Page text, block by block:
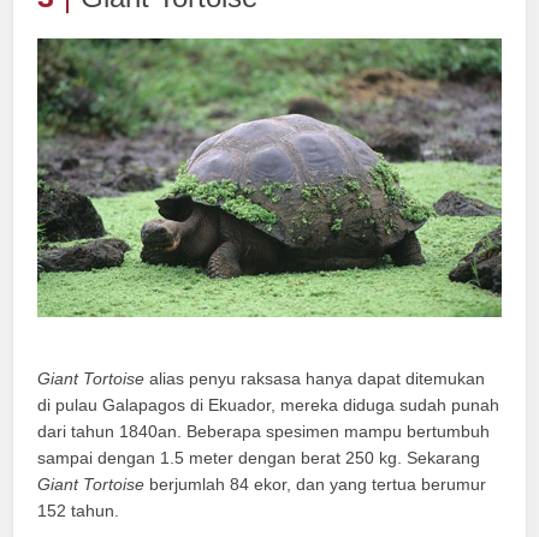
Giant Tortoise alias penyu raksasa hanya dapat ditemukan
di pulau Galapagos di Ekuador, mereka diduga sudah punah
dari tahun 1840an. Beberapa spesimen mampu bertumbuh
sampai dengan 1.5 meter dengan berat 250 kg. Sekarang
Giant Tortoise berjumlah 84 ekor, dan yang tertua berumur
152 tahun.